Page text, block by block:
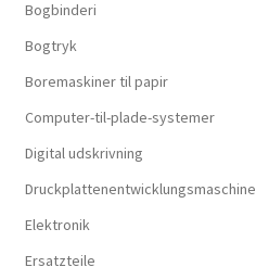
Bogbinderi
Bogtryk
Boremaskiner til papir
Computer-til-plade-systemer
Digital udskrivning
Druckplattenentwicklungsmaschine
Elektronik
Ersatzteile